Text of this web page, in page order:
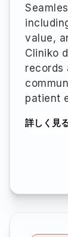
value,
Cliniko
records
patient
詳しく見